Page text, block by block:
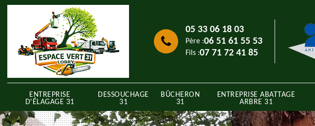
05 33 06 18 03
Père :06 51 61 55 53
Fils :07 71 72 41 85
ENTREPRISE
D'ÉLAGAGE 31
DESSOUCHAGE
31
BÛCHERON
31
ENTREPRISE ABATTAGE
ARBRE 31